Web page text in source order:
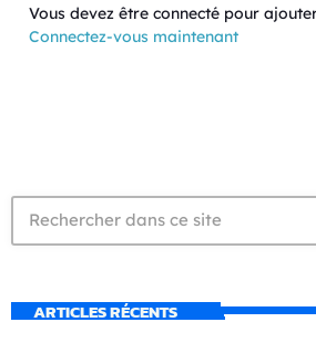
Vous devez être connecté pour
Connectez-vous maintenant
ARTICLES RÉCENTS